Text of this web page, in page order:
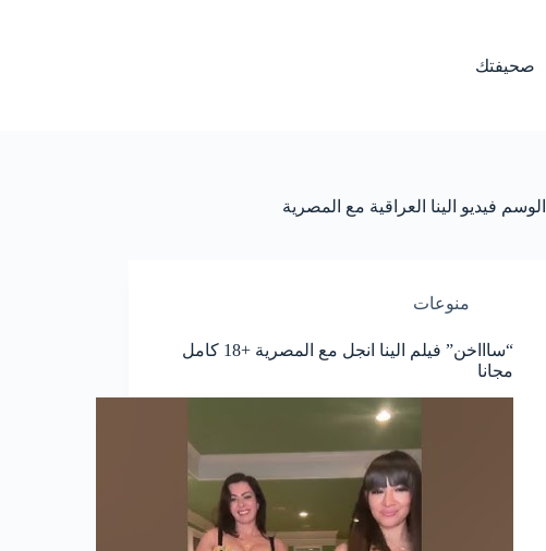
صحيفتك
الوسم فيديو الينا العراقية مع المصرية
منوعات
“ساااخن” فيلم الينا انجل مع المصرية +18 كامل
مجانا